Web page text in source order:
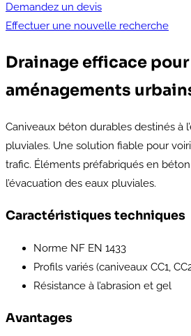
Demandez un devis
Effectuer une nouvelle recherche
Drainage efficace
aménagements
Caniveaux béton durables destinés à
pluviales. Une solution fiable pour
trafic. Éléments préfabriqués en
l’évacuation des eaux pluviales.
Caractéristiques techniques
Norme NF EN 1433
Profils variés (caniveaux CC1,
Résistance à l’abrasion et gel
Avantages